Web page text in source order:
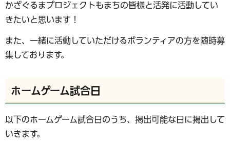
かざぐるまプロジェクトもまちの皆様と活発に活動してい
きたいと思います！
また、一緒に活動していただけるボランティアの方を随時募
集しております。
ホームゲーム試合日
以下のホームゲーム試合日のうち、掲出可能な日に掲出して
いきます。